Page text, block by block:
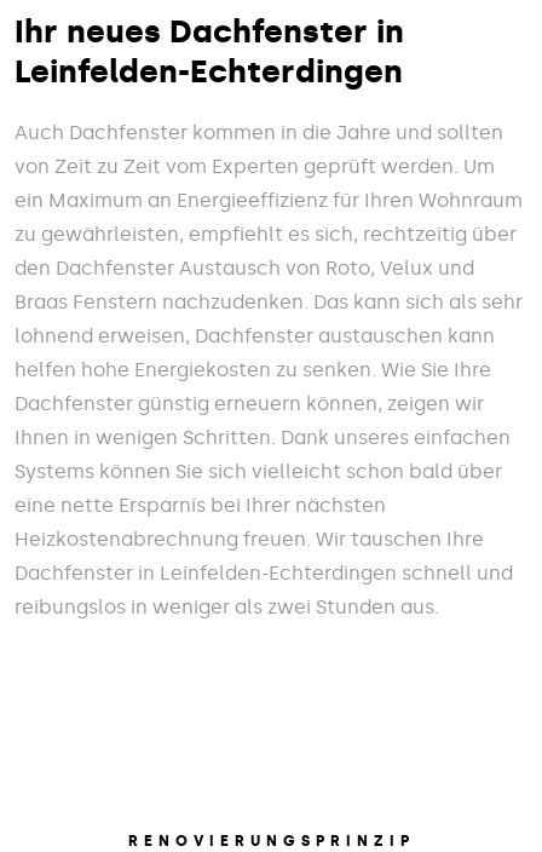
Ihr neues Dachfenster in
Leinfelden-Echterdingen
Auch Dachfenster kommen in die Jahre und sollten
von Zeit zu Zeit vom Experten geprüft werden. Um
ein Maximum an Energieeffizienz für Ihren Wohnraum
zu gewährleisten, empfiehlt es sich, rechtzeitig über
den Dachfenster Austausch von Roto, Velux und
Braas Fenstern nachzudenken. Das kann sich als sehr
lohnend erweisen, Dachfenster austauschen kann
helfen hohe Energiekosten zu senken. Wie Sie Ihre
Dachfenster günstig erneuern können, zeigen wir
Ihnen in wenigen Schritten. Dank unseres einfachen
Systems können Sie sich vielleicht schon bald über
eine nette Ersparnis bei Ihrer nächsten
Heizkostenabrechnung freuen. Wir tauschen Ihre
Dachfenster in Leinfelden-Echterdingen schnell und
reibungslos in weniger als zwei Stunden aus.
RENOVIERUNGSPRINZIP